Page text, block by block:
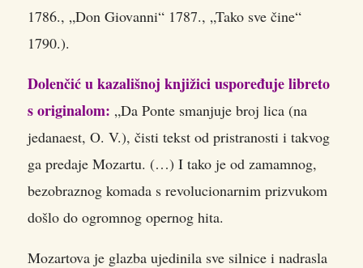
1786., „Don Giovanni“ 1787., „Tako sve čine“
1790.).
Dolenčić u kazališnoj knjižici uspoređuje libreto
s originalom: „Da Ponte smanjuje broj lica (na
jedanaest, O. V.), čisti tekst od pristranosti i takvog
ga predaje Mozartu. (…) I tako je od zamamnog,
bezobraznog komada s revolucionarnim prizvukom
došlo do ogromnog opernog hita.
Mozartova je glazba ujedinila sve silnice i nadrasla